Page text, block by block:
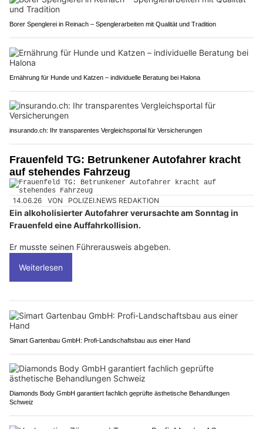
Borer Spenglerei in Reinach – Spenglerarbeiten mit Qualität und Tradition
Ernährung für Hunde und Katzen – individuelle Beratung bei Halona
insurando.ch: Ihr transparentes Vergleichsportal für Versicherungen
Frauenfeld TG: Betrunkener Autofahrer kracht
auf stehendes Fahrzeug
14.06.26 VON POLIZEI.NEWS REDAKTION
Ein alkoholisierter Autofahrer verursachte am Sonntag in
Frauenfeld eine Auffahrkollision.
Er musste seinen Führerausweis abgeben.
Weiterlesen
Simart Gartenbau GmbH: Profi-Landschaftsbau aus einer Hand
Diamonds Body GmbH garantiert fachlich geprüfte ästhetische Behandlungen
Schweiz